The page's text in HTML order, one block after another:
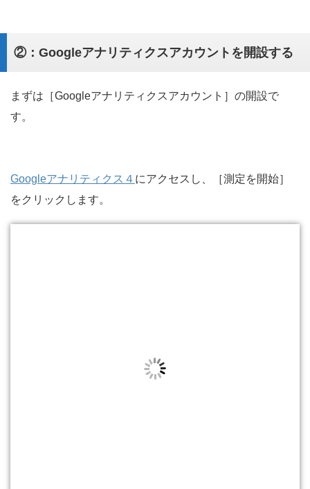
②：Googleアナリティクスアカウントを開設する
まずは［Googleアナリティクスアカウント］の開設で
す。
Googleアナリティクス４ にアクセスし、［測定を開始］
をクリックします。